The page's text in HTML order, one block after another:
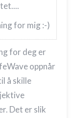
for mig :-)
for deg er
oppnår
å skille
Det er slik